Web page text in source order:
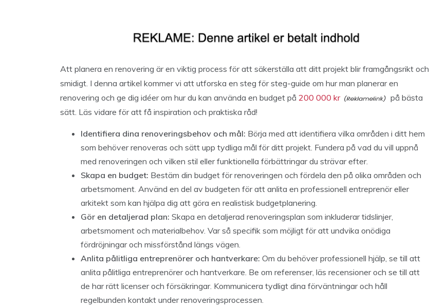
Att planera en renovering är en viktig process för att säkerställa att ditt projekt blir framgångsrikt och
smidigt. I denna artikel kommer vi att utforska en steg för steg-guide om hur man planerar en
renovering och ge dig idéer om hur du kan använda en budget på 200 000 kr
på bästa
sätt. Läs vidare för att få inspiration och praktiska råd!
Identifiera dina renoveringsbehov och mål: Börja med att identifiera vilka områden i ditt hem
som behöver renoveras och sätt upp tydliga mål för ditt projekt. Fundera på vad du vill uppnå
med renoveringen och vilken stil eller funktionella förbättringar du strävar efter.
Skapa en budget: Bestäm din budget för renoveringen och fördela den på olika områden och
arbetsmoment. Använd en del av budgeten för att anlita en professionell entreprenör eller
arkitekt som kan hjälpa dig att göra en realistisk budgetplanering.
Gör en detaljerad plan: Skapa en detaljerad renoveringsplan som inkluderar tidslinjer,
arbetsmoment och materialbehov. Var så specifik som möjligt för att undvika onödiga
fördröjningar och missförstånd längs vägen.
Anlita pålitliga entreprenörer och hantverkare: Om du behöver professionell hjälp, se till att
anlita pålitliga entreprenörer och hantverkare. Be om referenser, läs recensioner och se till att
de har rätt licenser och försäkringar. Kommunicera tydligt dina förväntningar och håll
regelbunden kontakt under renoveringsprocessen.